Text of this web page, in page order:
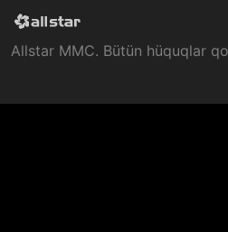
Allstar MMC. Bütün hüquqlar